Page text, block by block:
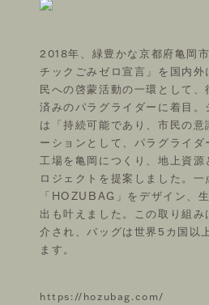
2018年、緑豊かな京都府亀岡
チックごみゼロ宣言」を国内外
民への啓蒙活動の一環として、
済みのパラグライダーに着目。
は「持続可能であり、市民の意
ーションとして、パラグライダ
工場を亀岡につくり、地上資
ロジェクトを提案しました。
「HOZUBAG」をデザイン、
出も叶えました。この取り組み
介され、バッグは世界5カ国以
ます。
https://hozubag.com/